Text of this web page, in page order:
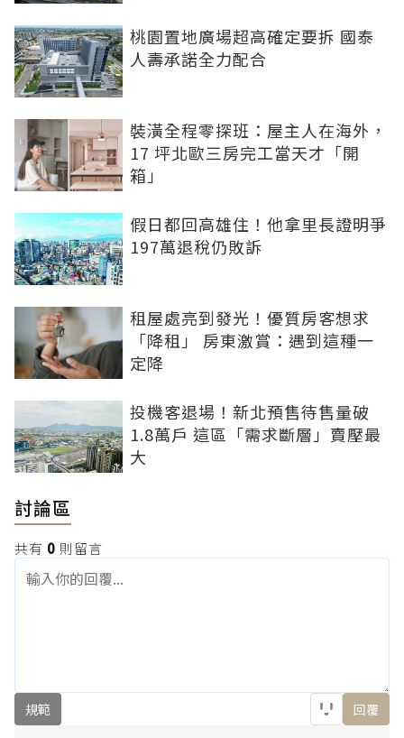
桃園置地廣場超高確定要拆 國泰
人壽承諾全力配合
裝潢全程零探班：屋主人在海外，
17 坪北歐三房完工當天才「開
箱」
假日都回高雄住！他拿里長證明爭
197萬退稅仍敗訴
租屋處亮到發光！優質房客想求
「降租」 房東激賞：遇到這種一
定降
投機客退場！新北預售待售量破
1.8萬戶 這區「需求斷層」賣壓最
大
討論區
共有 0 則留言
規範 回覆